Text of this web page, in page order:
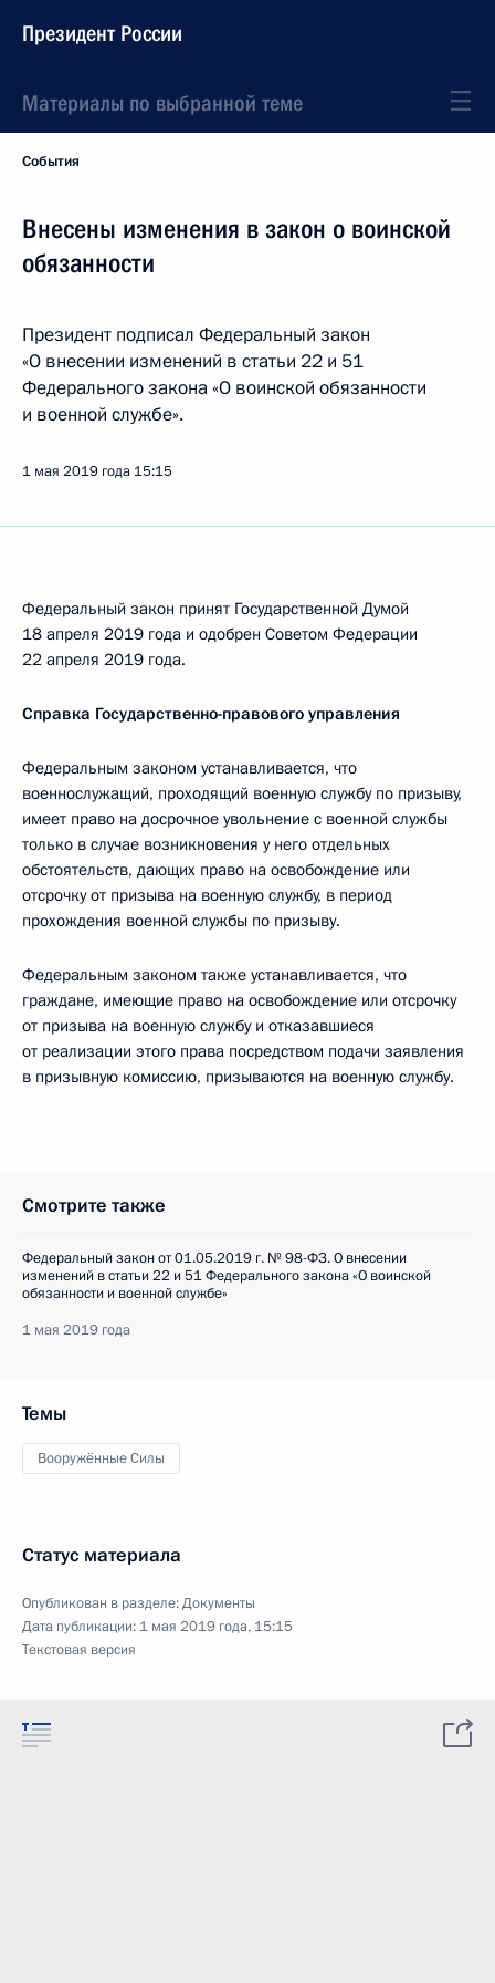
Президент России
Материалы по выбранной теме
События
Внесены изменения в закон о воинской
обязанности
Президент подписал Федеральный закон
«О внесении изменений в статьи 22 и 51
Федерального закона «О воинской обязанности
и военной службе».
1 мая 2019 года 15:15
Федеральный закон принят Государственной Думой
18 апреля 2019 года и одобрен Советом Федерации
22 апреля 2019 года.
Справка Государственно-правового управления
Федеральным законом устанавливается, что
военнослужащий, проходящий военную службу по призыву,
имеет право на досрочное увольнение с военной службы
только в случае возникновения у него отдельных
обстоятельств, дающих право на освобождение или
отсрочку от призыва на военную службу, в период
прохождения военной службы по призыву.
Федеральным законом также устанавливается, что
граждане, имеющие право на освобождение или отсрочку
от призыва на военную службу и отказавшиеся
от реализации этого права посредством подачи заявления
в призывную комиссию, призываются на военную службу.
Смотрите также
Федеральный закон от 01.05.2019 г. № 98-ФЗ. О внесении
изменений в статьи 22 и 51 Федерального закона «О воинской
обязанности и военной службе»
1 мая 2019 года
Темы
Вооружённые Силы
Статус материала
Опубликован в разделе:Документы
Дата публикации: 1 мая 2019 года, 15:15
Текстовая версия